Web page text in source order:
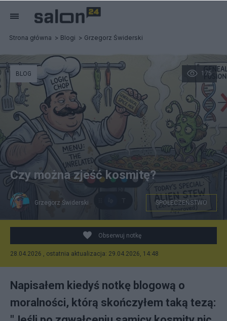
Strona główna Blogi Grzegorz Świderski
175
BLOG
Czy można zjeść kosmitę?
Grzegorz Świderski SPOŁECZEŃSTWO
Obserwuj notkę
28.04.2026 , ostatnia aktualizacja: 29.04.2026, 14:48
Napisałem kiedyś notkę blogową o
moralności, którą skończyłem taką tezą: